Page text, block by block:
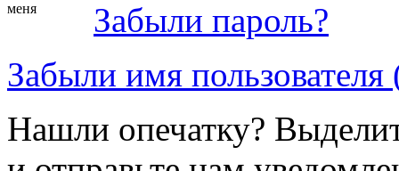
меня
Забыли пароль?
Забыли имя пользователя
Нашли опечатку?